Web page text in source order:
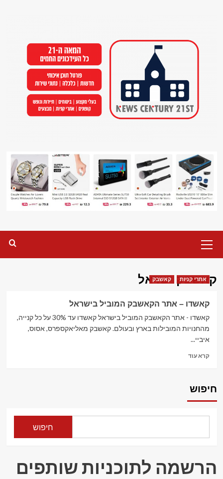
Menu
קאשבק ישראל
אתרי קניות קאשבק
קאשדו – אתר הקאשבק המוביל בישראל
קאשדו - אתר הקאשבק המוביל בישראל קאשדו עד 30% על כל קנייה,
מהחנויות המובילות בארץ ובעולם. קאשבק מאליאקספרס, אסוס,
איביי...
קרא עודRead
אתר
חיפוש
חיפוש
הרשמה לתוכניות שותפים